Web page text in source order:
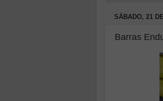
SÁBADO, 21
Barras